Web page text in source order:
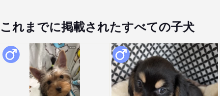
これまでに掲載されたすべての子犬